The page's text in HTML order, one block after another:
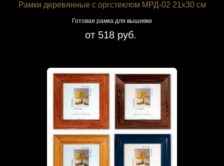
Рамки деревянные с оргстеклом МРД-02 21х30 см
Готовая рамка для вышивки
от 518 руб.